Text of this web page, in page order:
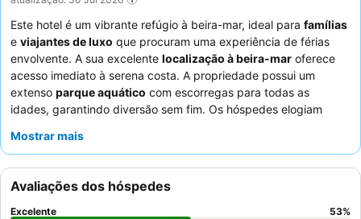
Este hotel é um vibrante refúgio à beira-mar, ideal para famílias
e viajantes de luxo que procuram uma experiência de férias
envolvente. A sua excelente localização à beira-mar oferece
acesso imediato à serena costa. A propriedade possui um
extenso parque aquático com escorregas para todas as
idades, garantindo diversão sem fim. Os hóspedes elogiam
variedade excecionais do buffet
relaxante, considere visitar a
Mostrar mais
Avaliações dos hóspedes
Excelente 53%